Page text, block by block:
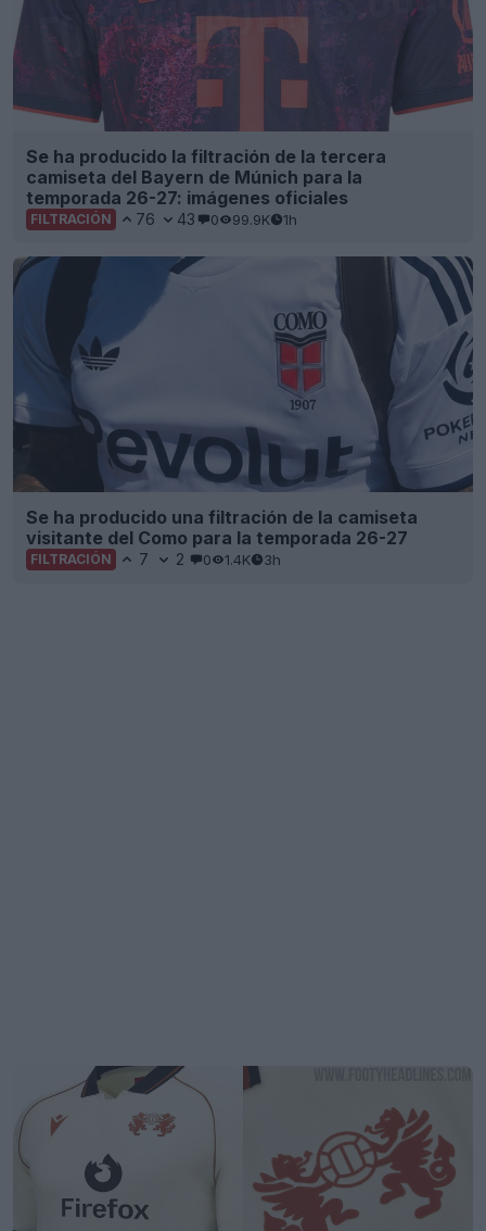
Se ha producido la filtración de la tercera
camiseta del Bayern de Múnich para la
temporada 26-27: imágenes oficiales
FILTRACIÓN 76 43 0 99.9K 1h
Se ha producido una filtración de la camiseta
visitante del Como para la temporada 26-27
FILTRACIÓN 7 2 0 1.4K 3h